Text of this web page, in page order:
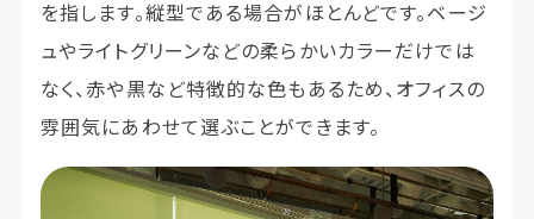
を指します。縦型である場合がほとんどです。ベージ
ュやライトグリーンなどの柔らかいカラーだけでは
なく、赤や黒など特徴的な色もあるため、オフィスの
雰囲気にあわせて選ぶことができます。